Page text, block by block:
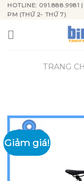
Skip
content
HOTLINE: 091.888.9981
PM (THỨ 2- THỨ 7)
TRANG
Giảm giá!